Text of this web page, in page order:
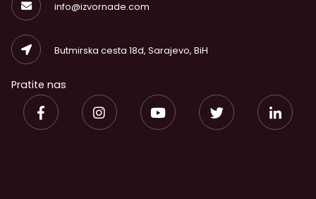
info@izvornade.com
Butmirska cesta 18d, Sarajevo, BiH
Pratite nas